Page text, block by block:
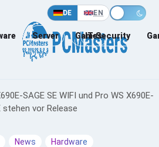
DE EN
Server Games
IT-Security
SAGE SE WIFI und Pro WS X690E-
stehen vor Release
News Hardware